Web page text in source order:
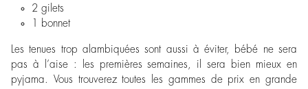
2 gilets
1 bonnet
Les tenues trop alambiquées sont aussi à éviter, bébé ne sera
pas à l’aise : les premières semaines, il sera bien mieux en
pyjama. Vous trouverez toutes les gammes de prix en grande